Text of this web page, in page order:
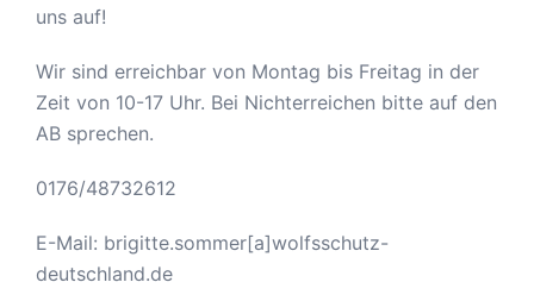
uns auf!
Wir sind erreichbar von Montag bis Freitag in der
Zeit von 10-17 Uhr. Bei Nichterreichen bitte auf den
AB sprechen.
0176/48732612
E-Mail: brigitte.sommer[a]wolfsschutz-
deutschland.de